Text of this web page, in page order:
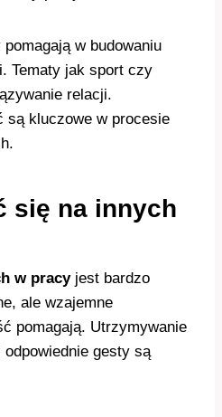
w budowaniu
Tematy jak sport czy
relacji.
są kluczowe w procesie
się na innych
w pracyjest bardzo
ale wzajemne
pomagają. Utrzymywanie
gesty są